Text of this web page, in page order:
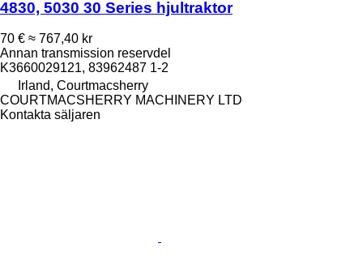
4830, 5030 30 Series hjultraktor
70 € ≈ 767,40 kr
Annan transmission reservdel
K3660029121, 83962487 1-2
Irland, Courtmacsherry
COURTMACSHERRY MACHINERY LTD
Kontakta säljaren